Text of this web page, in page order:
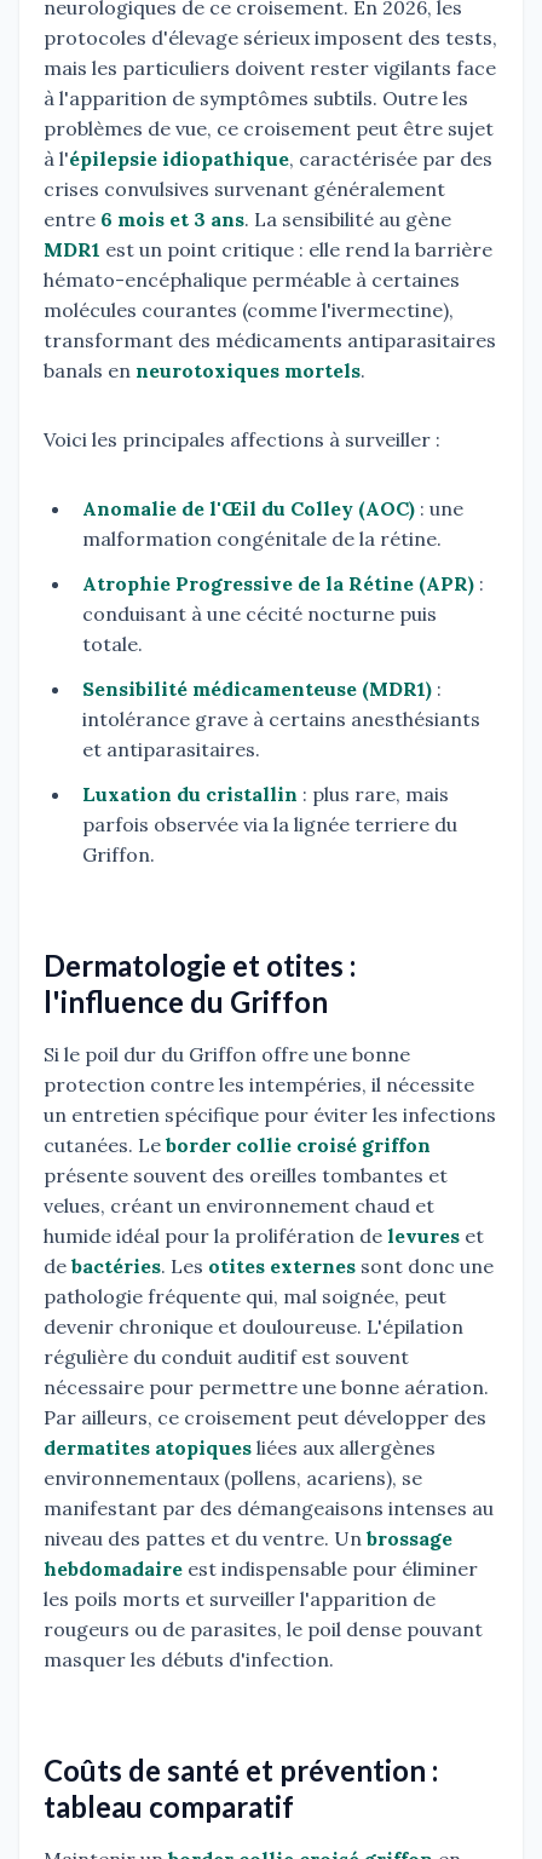
neurologiques de ce croisement. En 2026, les
protocoles d'élevage sérieux imposent des tests,
mais les particuliers doivent rester vigilants face
à l'apparition de symptômes subtils. Outre les
problèmes de vue, ce croisement peut être sujet
à l'épilepsie idiopathique, caractérisée par des
crises convulsives survenant généralement
entre 6 mois et 3 ans. La sensibilité au gène
MDR1 est un point critique : elle rend la barrière
hémato-encéphalique perméable à certaines
molécules courantes (comme l'ivermectine),
transformant des médicaments antiparasitaires
banals en neurotoxiques mortels.
Voici les principales affections à surveiller :
Anomalie de l'Œil du Colley (AOC) : une
malformation congénitale de la rétine.
Atrophie Progressive de la Rétine (APR) :
conduisant à une cécité nocturne puis
totale.
Sensibilité médicamenteuse (MDR1) :
intolérance grave à certains anesthésiants
et antiparasitaires.
Luxation du cristallin : plus rare, mais
parfois observée via la lignée terriere du
Griffon.
Dermatologie et otites :
l'influence du Griffon
Si le poil dur du Griffon offre une bonne
protection contre les intempéries, il nécessite
un entretien spécifique pour éviter les infections
cutanées. Le border collie croisé griffon
présente souvent des oreilles tombantes et
velues, créant un environnement chaud et
humide idéal pour la prolifération de levures et
de bactéries. Les otites externes sont donc une
pathologie fréquente qui, mal soignée, peut
devenir chronique et douloureuse. L'épilation
régulière du conduit auditif est souvent
nécessaire pour permettre une bonne aération.
Par ailleurs, ce croisement peut développer des
dermatites atopiques liées aux allergènes
environnementaux (pollens, acariens), se
manifestant par des démangeaisons intenses au
niveau des pattes et du ventre. Un brossage
hebdomadaire est indispensable pour éliminer
les poils morts et surveiller l'apparition de
rougeurs ou de parasites, le poil dense pouvant
masquer les débuts d'infection.
Coûts de santé et prévention :
tableau comparatif